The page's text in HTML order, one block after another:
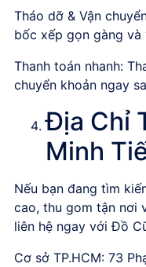
Tháo dỡ & Vận
bốc xếp gọn gàng và
Thanh toán nhanh:
chuyển khoản ngay
Địa Chỉ
Minh
Nếu bạn đang tìm
cao, thu gom tận nơi
liên hệ ngay với Đồ
Cơ sở TP.HCM: 73